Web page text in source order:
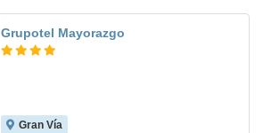
Grupotel Mayorazgo
Gran Vía